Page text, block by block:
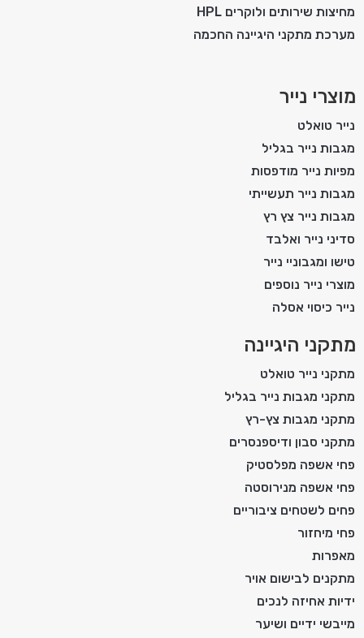
מחיצות שירותים ולוקרים HPL
מערכת מתקני היגיינה החכמה
מוצרי נייר
נייר טואלט
מגבות נייר בגליל
מפיות נייר מודפסות
מגבות נייר תעשייתי
מגבות נייר צץ רץ
סדיני נייר ואלבד
טישו ומגבוניי נייר
מוצרי נייר נוספים
נייר כיסוי אסלה
מתקני היגיינה
מתקני נייר טואלט
מתקני מגבות נייר בגליל
מתקני מגבות צץ-רץ
מתקני סבון ודיספנסרים
פחי אשפה מפלסטיק
פחי אשפה מנירוסטה
פחים לשטחים ציבוריים
פחי מיחזור
מאפרות
מתקנים לבישום אויר
ידיות אחיזה לנכים
מייבשי ידיים ושיער